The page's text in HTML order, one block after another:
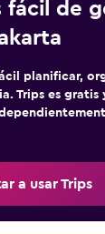
fácil de
planificar,
Trips es gratis
a usar Trips